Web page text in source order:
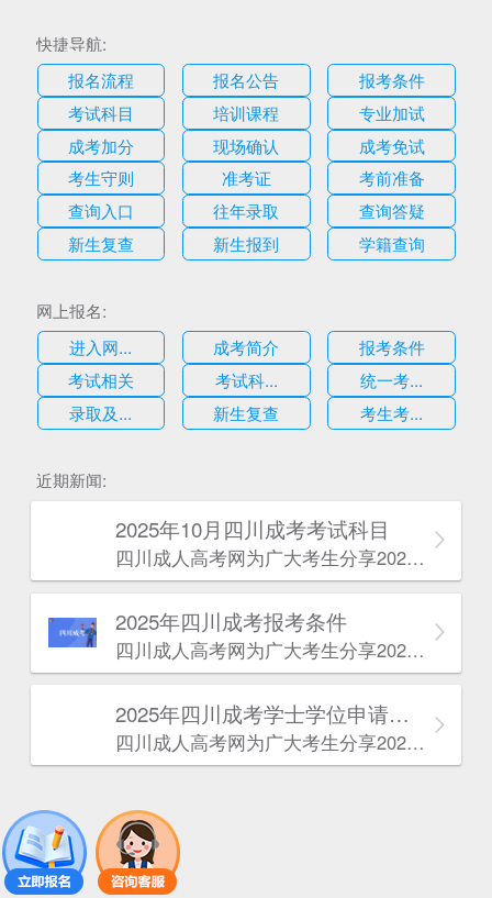
快捷导航:
报名流程
报名公告
报考条件
考试科目
培训课程
专业加试
成考加分
现场确认
成考免试
考生守则
准考证
考前准备
查询入口
往年录取
查询答疑
新生复查
新生报到 学籍查询
网上报名:
进入网...
成考简介
报考条件
考试相关
考试科...
统一考...
录取及...
新生复查 考生考...
近期新闻:
2025年10月四川成考考试科目
四川成人高考网​为广大考生分享2025年10月四川成考考试科目。为广大在职人员和社会人士提供学历提升的机会。更多四川成考考试信息，欢迎在线访问四川成人高考网。
2025年‌‌‌‌四川成考报考条件
四川成人高考网​为广大考生分享2025年‌‌‌‌四川成考报考条件。为广大在职人员和社会人士提供学历提升的机会。更多四川成考考试信息，欢迎在线访问四川成人高考网。
2025年‌‌‌‌四川成考学士学位申请条件
四川成人高考网​为广大考生分享2025年‌‌‌‌四川成考学士学位申请条件。为广大在职人员和社会人士提供学历提升的机会。更多四川成考考试信息，欢迎在线访问四川成人高考网。